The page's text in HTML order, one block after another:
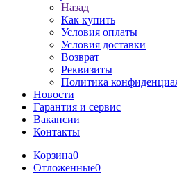
Назад
Как купить
Условия оплаты
Условия доставки
Возврат
Реквизиты
Политика
Новости
Гарантия и сервис
Вакансии
Контакты
Корзина0
Отложенные0